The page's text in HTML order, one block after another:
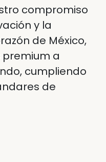
compromiso
y la
de México,
a
cumpliendo
de